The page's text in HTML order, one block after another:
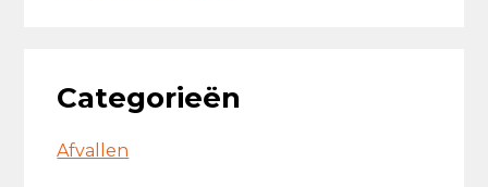
Categorieën
Afvallen